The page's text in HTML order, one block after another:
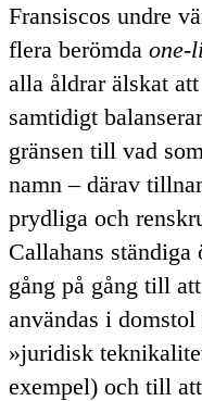
Fransiscos undre
flera berömda one-
alla åldrar älskat
samtidigt
gränsen till vad
namn – därav
prydliga och
Callahans
gång på gång till
användas i
juridisk
exempel) och till